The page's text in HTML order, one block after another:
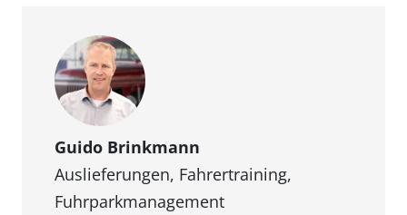
Guido Brinkmann
Auslieferungen, Fahrertraining,
Fuhrparkmanagement